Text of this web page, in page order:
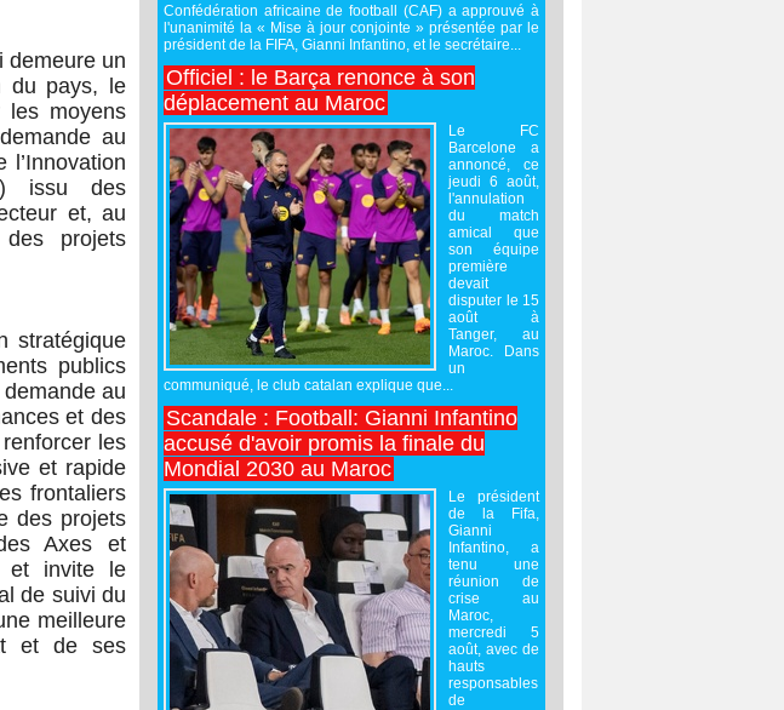
demeure un
du pays, le
les moyens
au
issu des
et, au
projets
stratégique
publics
au
et des
les
et rapide
frontaliers
des projets
Axes et
et invite le
de suivi du
meilleure
et de ses
Confédération africaine de football (CAF) a approuvé à
l'unanimité la « Mise à jour conjointe » présentée par le
président de la FIFA, Gianni Infantino, et le secrétaire...
Officiel : le Barça renonce à son
déplacement au Maroc
Le FC
Barcelone a
annoncé, ce
jeudi 6 août,
l'annulation
du match
amical que
son équipe
première
devait
disputer le 15
août à
Tanger, au
Maroc. Dans
un
communiqué, le club catalan explique que...
Scandale : Football: Gianni Infantino
accusé d'avoir promis la finale du
Mondial 2030 au Maroc
Le président
de la Fifa,
Gianni
Infantino, a
tenu une
réunion de
crise au
Maroc,
mercredi 5
août, avec de
hauts
responsables
de